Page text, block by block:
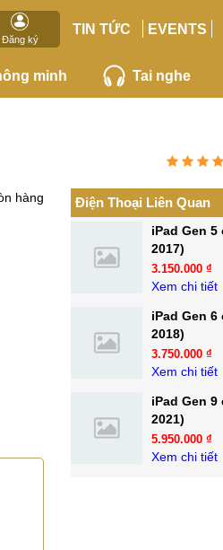
Đăng ký
TIN TỨC EVENTS
minh Tai nghe
hàng Điện Thoại Liên Quan
iPad Gen 5
2017)
3.150.000 ₫
Xem chi tiết
iPad Gen 6
2018)
3.750.000 ₫
Xem chi tiết
iPad Gen 9
2021)
5.950.000 ₫
Xem chi tiết